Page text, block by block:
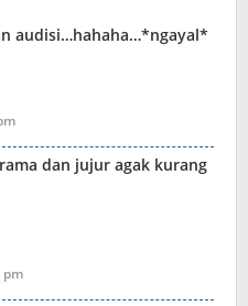
audisi…hahaha…*ngayal*
dan jujur agak kurang
pm